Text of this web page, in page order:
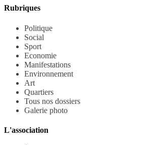
Rubriques
Politique
Social
Sport
Economie
Manifestations
Environnement
Art
Quartiers
Tous nos dossiers
Galerie photo
L'association